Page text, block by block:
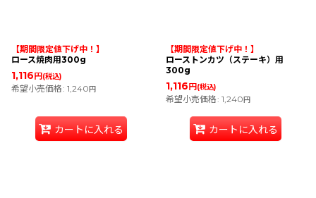
【期間限定値下げ中！】
ロース焼肉用300g
1,116 円 (税込)
希望小売価格: 1,240円
カートに入れる
【期間限定値下げ中！】
ローストンカツ（ステーキ）用
300g
1,116 円 (税込)
希望小売価格: 1,240円
カートに入れる